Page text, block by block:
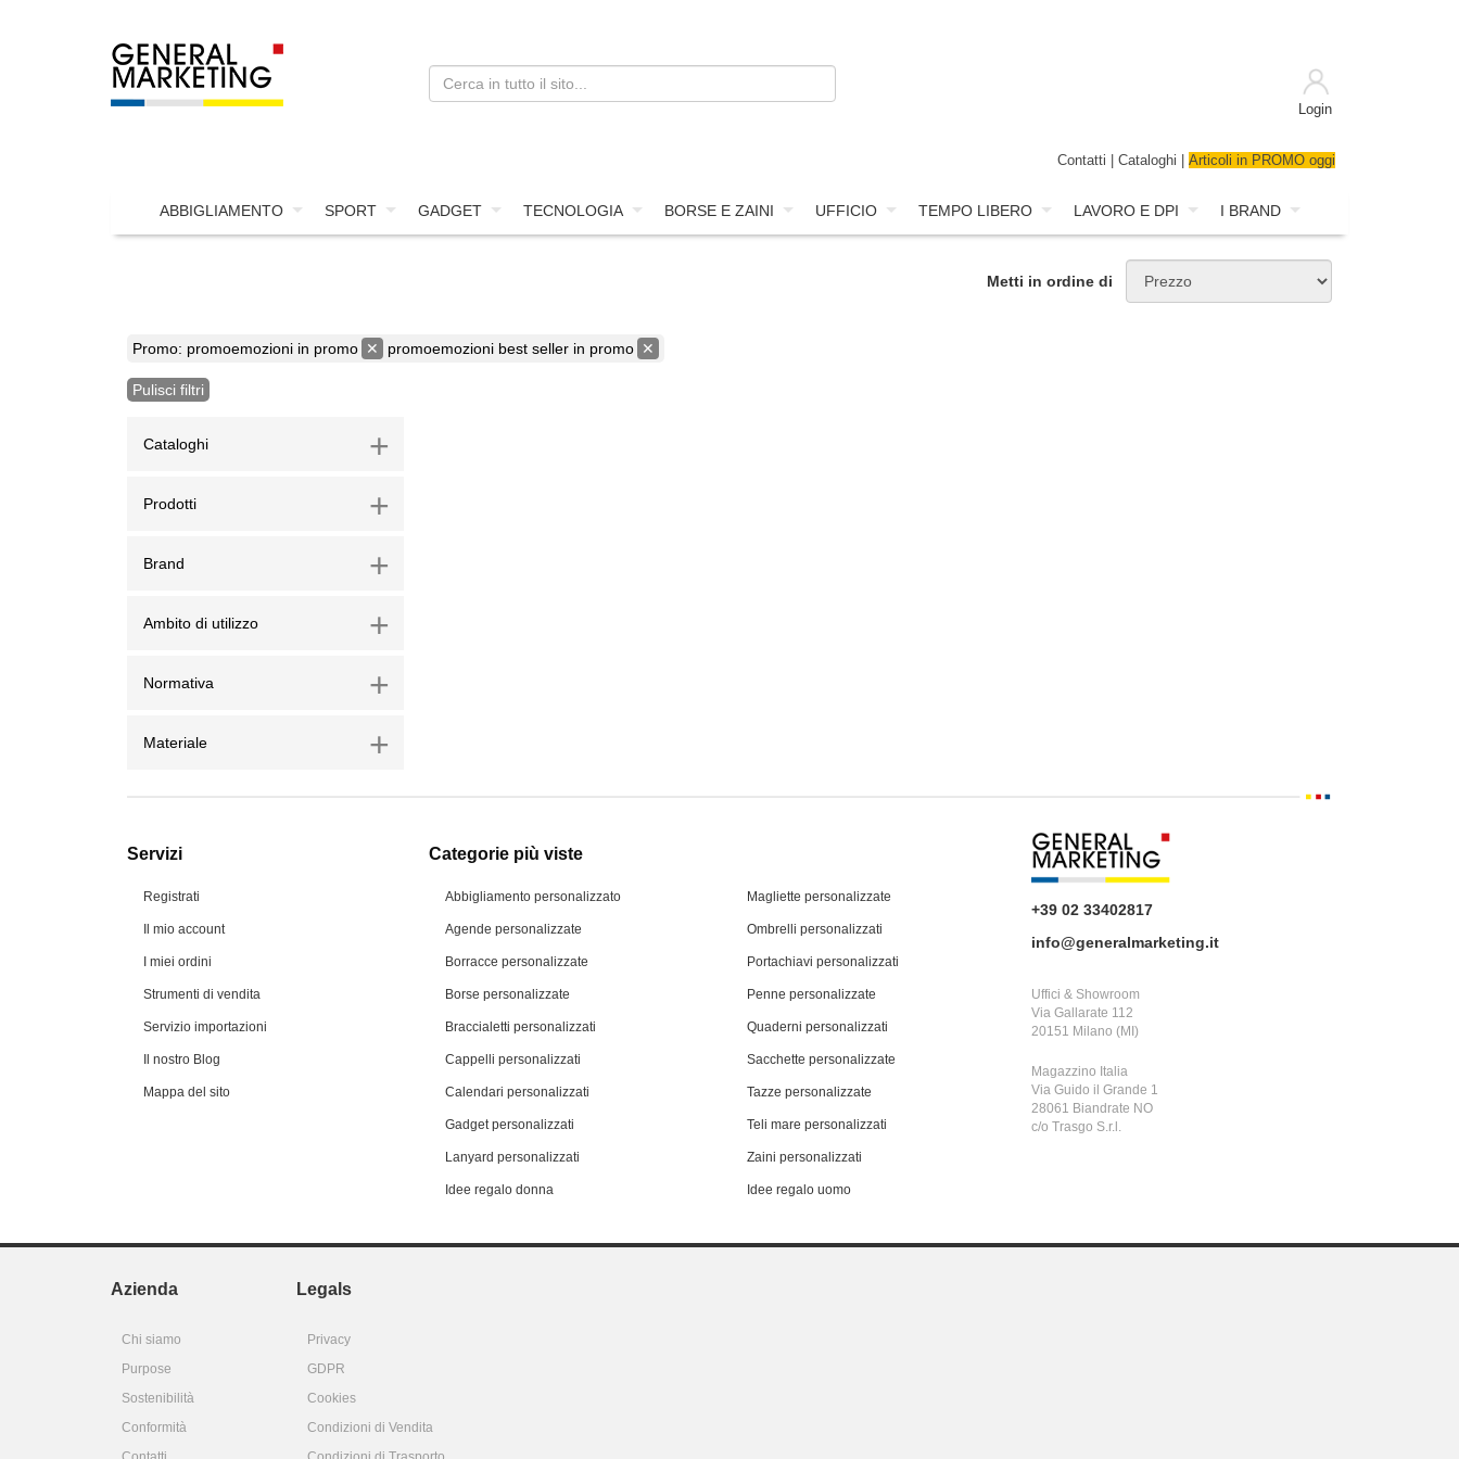
Login
Contatti Cataloghi Articoli in PROMO oggi
ABBIGLIAMENTO SPORT GADGET TECNOLOGIA BORSE E ZAINI UFFICIO TEMPO LIBERO LAVORO E DPI I BRAND
Metti in ordine di
Promo: promoemozioni in promo ✕ promoemozioni best seller in promo ✕
Pulisci filtri
Cataloghi +
Prodotti +
Brand +
Ambito di utilizzo +
Normativa +
Materiale +
Servizi
Registrati
Il mio account
I miei ordini
Strumenti di vendita
Servizio importazioni
Il nostro Blog
Mappa del sito
Categorie più viste
Abbigliamento personalizzato
Agende personalizzate
Borracce personalizzate
Borse personalizzate
Braccialetti personalizzati
Cappelli personalizzati
Calendari personalizzati
Gadget personalizzati
Lanyard personalizzati
Idee regalo donna
Magliette personalizzate
Ombrelli personalizzati
Portachiavi personalizzati
Penne personalizzate
Quaderni personalizzati
Sacchette personalizzate
Tazze personalizzate
Teli mare personalizzati
Zaini personalizzati
Idee regalo uomo
+39 02 33402817
info@generalmarketing.it
Uffici & Showroom
Via Gallarate 112
20151 Milano (MI)
Magazzino Italia
Via Guido il Grande 1
28061 Biandrate NO
c/o Trasgo S.r.l.
Azienda Legals
Chi siamo
Privacy
Purpose
GDPR
Sostenibilità
Cookies
Conformità
Condizioni di Vendita